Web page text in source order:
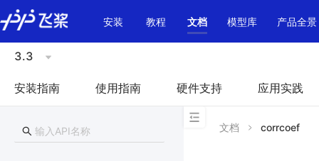
\u200E
安装
教程 文档 模型库 产品全景
3.3
安装指南 使用指南 硬件支持 应用实践
文档 corrcoef